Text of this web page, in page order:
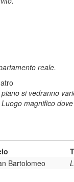
reale.
si vedranno
magnifico
Bartolomeo